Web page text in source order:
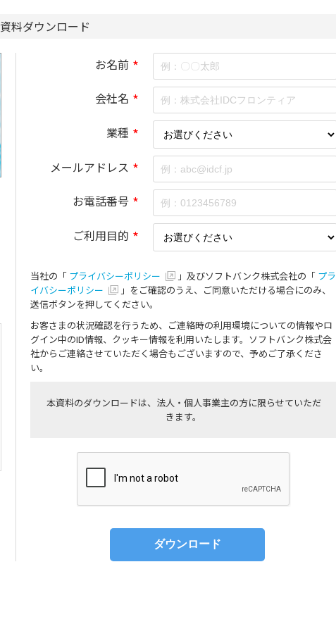
資料ダウンロード
お名前 *
会社名 *
業種 *
メールアドレス *
お電話番号 *
ご利用目的 *
当社の「 プライバシーポリシー 」及びソフトバンク株式会社の「 プラ
イバシーポリシー
」をご確認のうえ、ご同意いただける場合にのみ、
送信ボタンを押してください。
お客さまの状況確認を行うため、ご連絡時の利用環境についての情報やロ
グイン中のID情報、クッキー情報を利用いたします。ソフトバンク株式会
社からご連絡させていただく場合もございますので、予めご了承くださ
い。
本資料のダウンロードは、法人・個人事業主の方に限らせていただ
きます。